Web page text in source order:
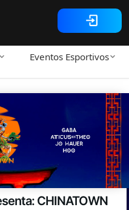
Eventos Esportivos
CHINATOWN